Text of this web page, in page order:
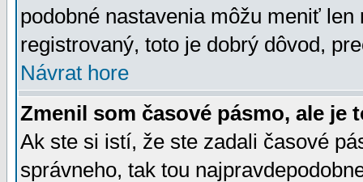
podobné nastavenia môžu meniť
registrovaný, toto je dobrý dôvod,
Návrat hore
Zmenil som časové pásmo, ale je
Ak ste si istí, že ste zadali časové
správneho, tak tou